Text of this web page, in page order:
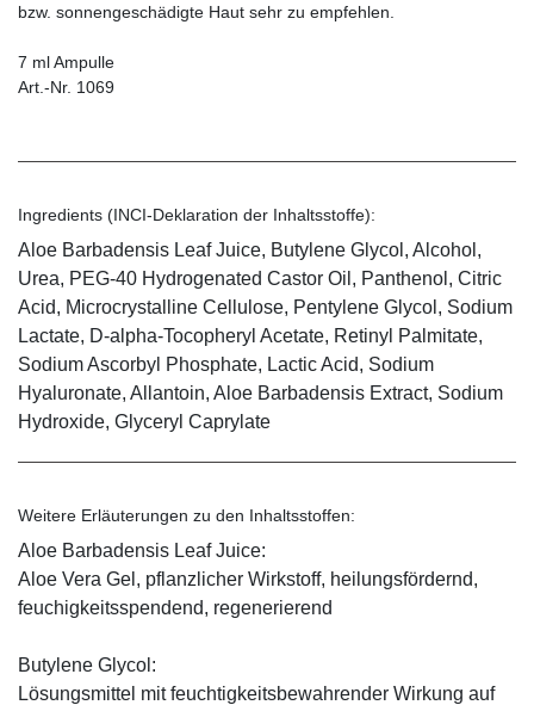
bzw. sonnengeschädigte Haut sehr zu empfehlen.
7 ml Ampulle
Art.-Nr. 1069
Ingredients (INCI-Deklaration der Inhaltsstoffe):
Aloe Barbadensis Leaf Juice, Butylene Glycol, Alcohol,
Urea, PEG-40 Hydrogenated Castor Oil, Panthenol, Citric
Acid, Microcrystalline Cellulose, Pentylene Glycol, Sodium
Lactate, D-alpha-Tocopheryl Acetate, Retinyl Palmitate,
Sodium Ascorbyl Phosphate, Lactic Acid, Sodium
Hyaluronate, Allantoin, Aloe Barbadensis Extract, Sodium
Hydroxide, Glyceryl Caprylate
Weitere Erläuterungen zu den Inhaltsstoffen:
Aloe Barbadensis Leaf Juice:
Aloe Vera Gel, pflanzlicher Wirkstoff, ­heilungsfördernd,
feuchigkeitsspendend, ­regenerierend
Butylene Glycol:
Lösungsmittel mit feuchtigkeitsbewahrender Wirkung auf